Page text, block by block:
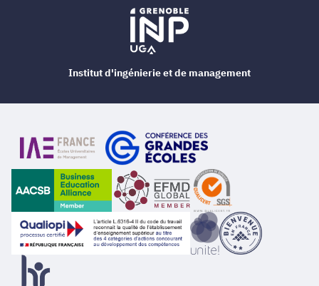
Institut d'ingénierie et de management